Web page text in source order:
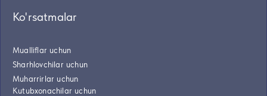
Ko'rsatmalar
Mualliflar uchun
Sharhlovchilar uchun
Muharrirlar uchun
Kutubxonachilar uchun